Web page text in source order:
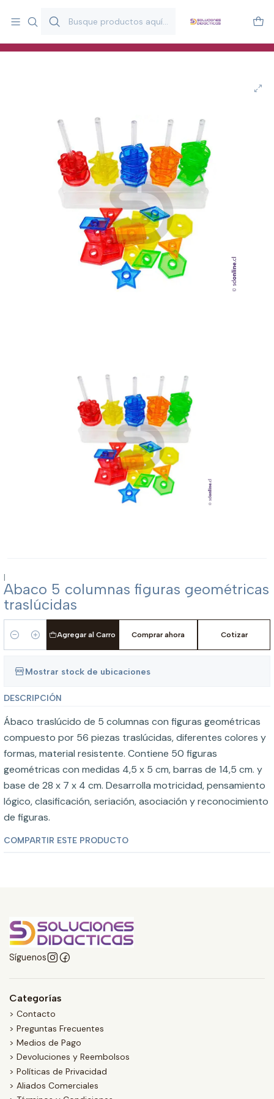
y estimulación infantil en Chile.
Especialistas en recursos educativos para aulas, terapeutas y
|
Abaco 5 columnas figuras geométricas
traslúcidas
Cantidad
Agregar al Carro Comprar ahora Cotizar
Mostrar stock de ubicaciones
DESCRIPCIÓN
Ábaco traslúcido de 5 columnas con figuras geométricas
compuesto por 56 piezas traslúcidas, diferentes colores y
formas, material resistente. Contiene 50 figuras
geométricas con medidas 4,5 x 5 cm, barras de 14,5 cm. y
base de 28 x 7 x 4 cm. Desarrolla motricidad, pensamiento
lógico, clasificación, seriación, asociación y reconocimiento
de figuras.
COMPARTIR ESTE PRODUCTO
Síguenos
Categorías
> Contacto
> Preguntas Frecuentes
> Medios de Pago
> Devoluciones y Reembolsos
> Políticas de Privacidad
> Aliados Comerciales